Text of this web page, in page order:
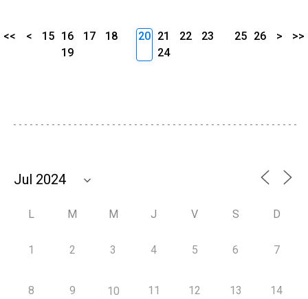
<< < 15 16 17
18
19
20 21 22
23
24
25 26 > >>
L M M J V S D
1 2 3 4 5 6 7
8 9 10 11 12 13 14